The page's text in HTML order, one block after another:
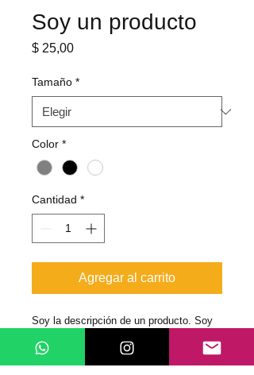
Soy un producto
$ 25,00Precio
Tamaño *
Color *
Cantidad *
Agregar al carrito
Soy la descripción de un producto. Soy
tu producto, así como tamaño,
materiales, instrucciones de cuidado y